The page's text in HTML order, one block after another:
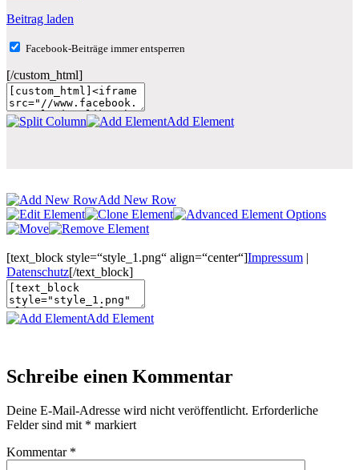
Beitrag laden
Facebook-Beiträge immer entsperren
[/custom_html]
Add Element
Add New Row
[text_block style=“style_1.png“ align=“center“]Impressum
Datenschutz[/text_block]
Add Element
Schreibe einen Kommentar
Deine E-Mail-Adresse wird nicht veröffentlicht. Erforderliche
Felder sind mit * markiert
Kommentar *